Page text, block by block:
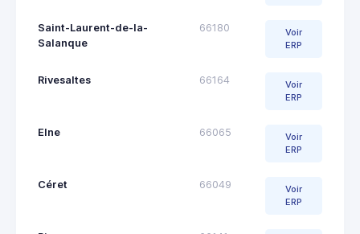
Saint-Laurent-de-la-
Salanque
66180
Voir
ERP
Rivesaltes 66164
Voir
ERP
Elne 66065
Voir
ERP
Céret 66049
Voir
ERP